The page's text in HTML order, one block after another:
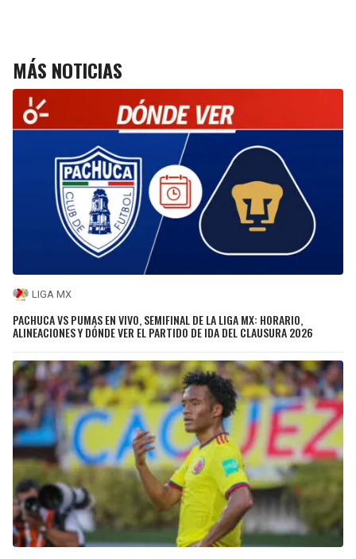
MÁS NOTICIAS
LIGA MX
PACHUCA VS PUMAS EN VIVO, SEMIFINAL DE LA LIGA MX: HORARIO,
ALINEACIONES Y DÓNDE VER EL PARTIDO DE IDA DEL CLAUSURA 2026